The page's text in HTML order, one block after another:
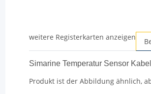
weitere Registerkarten anzeigen
Simarine Temperatur Sensor
Produkt ist der Abbildung ähnlich,